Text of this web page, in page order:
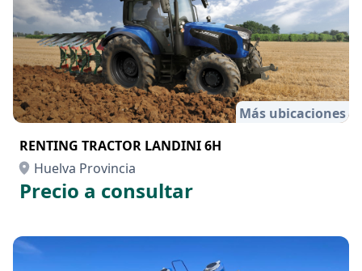
Más ubicaciones
RENTING TRACTOR LANDINI 6H
Huelva Provincia
Precio a consultar